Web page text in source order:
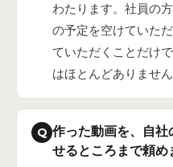
わたります。社員の
の予定を空けていた
ていただくことだけ
はほとんどありません
Q 作った動画を、自
せるところまで頼め